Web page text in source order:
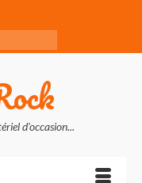
d'occasion...